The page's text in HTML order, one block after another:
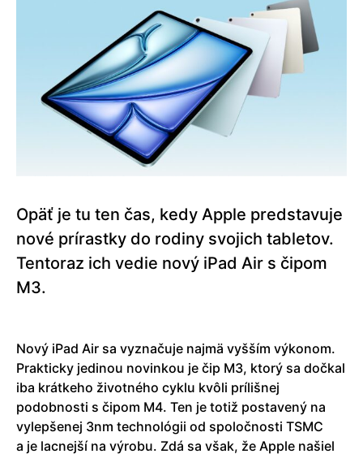
Opäť je tu ten čas, kedy Apple predstavuje
nové prírastky do rodiny svojich tabletov.
Tentoraz ich vedie nový iPad Air s čipom
M3.
Nový iPad Air sa vyznačuje najmä vyšším výkonom.
Prakticky jedinou novinkou je čip M3, ktorý sa dočkal
iba krátkeho životného cyklu kvôli prílišnej
podobnosti s čipom M4. Ten je totiž postavený na
vylepšenej 3nm technológii od spoločnosti TSMC
a je lacnejší na výrobu. Zdá sa však, že Apple našiel